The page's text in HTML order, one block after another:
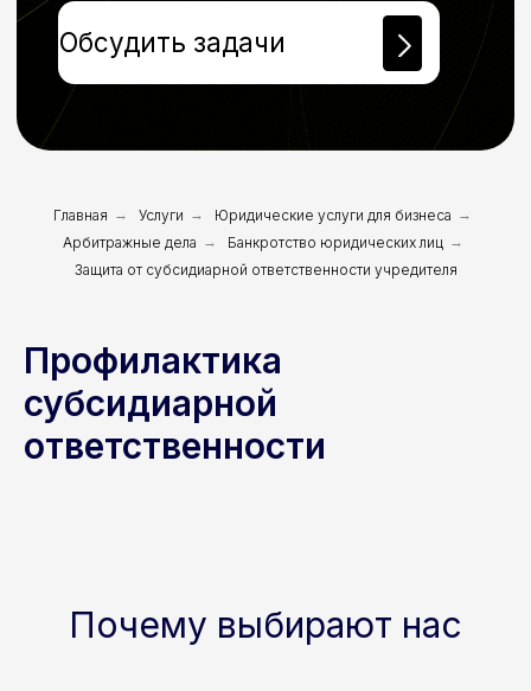
Главная → Услуги → Юридические услуги для бизнеса →
Арбитражные дела → Банкротство юридических лиц →
Защита от субсидиарной ответственности учредителя
Профилактика
субсидиарной
ответственности
Почему выбирают нас